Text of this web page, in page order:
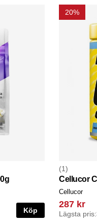
Köp
20%
1
Cellucor
Cellucor
287 kr
Lägsta pris: